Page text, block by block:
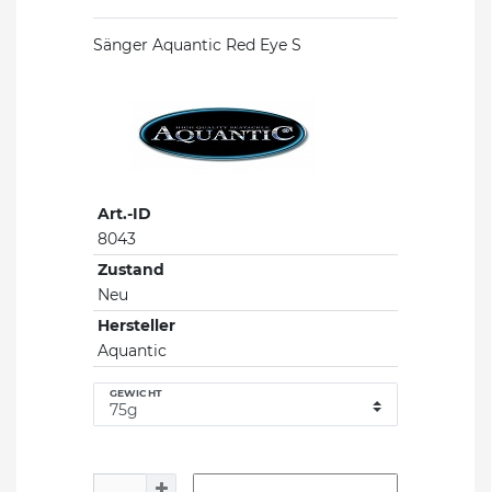
Sänger Aquantic Red Eye S
Art.-ID
8043
Zustand
Neu
Hersteller
Aquantic
GEWICHT